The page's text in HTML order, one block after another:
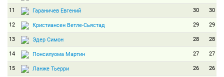
11 Гараничев Евгений 30 30
12 Кристиансен Ветле-Сьястад 29 29
13 Эдер Симон 28 28
14 Понсилуома Мартин 27 27
15 Ланже Тьерри 26 26